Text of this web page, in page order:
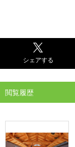
シェアする
閲覧履歴